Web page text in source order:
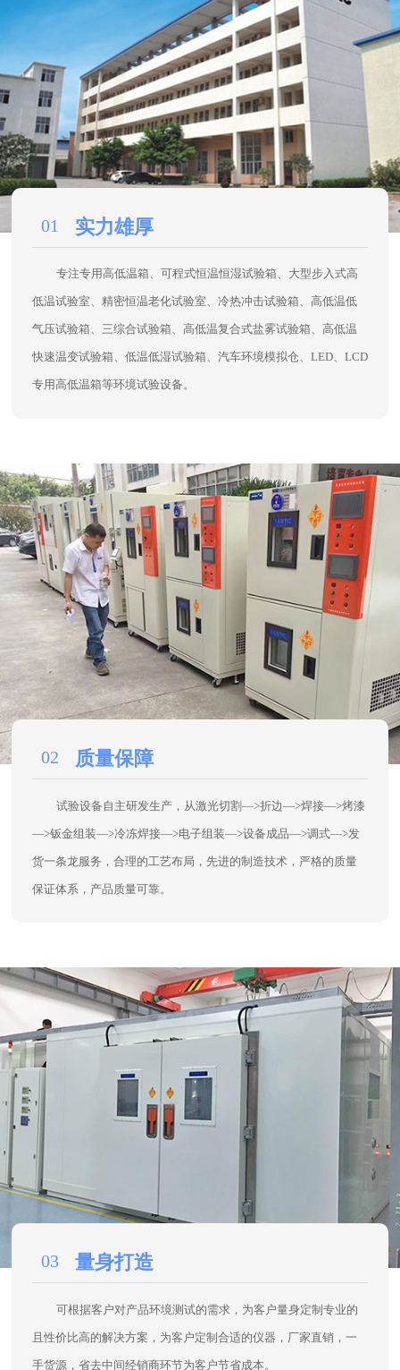
实力雄厚
专注专用高低温箱、可程式恒温恒湿试验箱、大型步入式高
低温试验室、精密恒温老化试验室、冷热冲击试验箱、高低温低
气压试验箱、三综合试验箱、高低温复合式盐雾试验箱、高低温
快速温变试验箱、低温低湿试验箱、汽车环境模拟仓、LED、LCD
专用高低温箱等环境试验设备。
02 质量保障
试验设备自主研发生产，从激光切割—>折边—>焊接—>烤漆
—>钣金组装—>冷冻焊接—>电子组装—>设备成品—>调式—>发
货一条龙服务，合理的工艺布局，先进的制造技术，严格的质量
保证体系，产品质量可靠。
03 量身打造
可根据客户对产品环境测试的需求，为客户量身定制专业的
且性价比高的解决方案，为客户定制合适的仪器，厂家直销，一